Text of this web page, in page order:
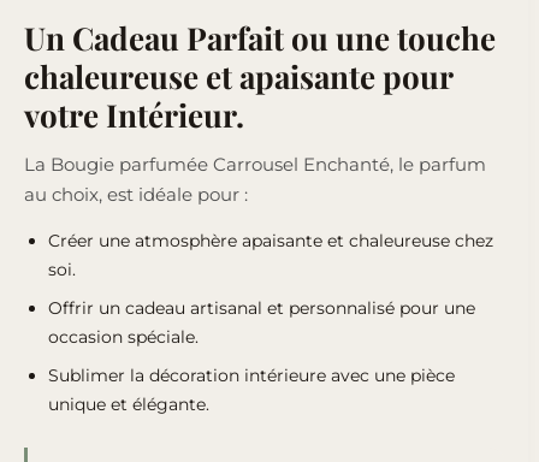
Un Cadeau Parfait ou une touche
chaleureuse et apaisante pour
votre Intérieur.
La Bougie parfumée Carrousel Enchanté, le parfum
au choix, est idéale pour :
Créer une atmosphère apaisante et chaleureuse chez
soi.
Offrir un cadeau artisanal et personnalisé pour une
occasion spéciale.
Sublimer la décoration intérieure avec une pièce
unique et élégante.